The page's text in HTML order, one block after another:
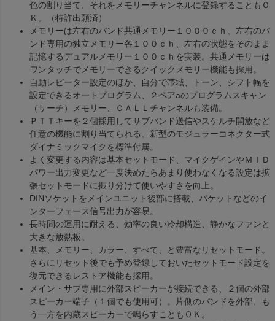
色の割り当て、それをメモリーチャンネルに登録することもＯ
Ｋ。（特許出願済）
メモリーは左右のバンド共通メモリー１０００ｃｈ、左右のバ
ンド専用の独立メモリー各１００ｃｈ、左右の状態をそのまま
記憶するデュアルメモリー１００ｃｈを実装。共通メモリーは
ワンタッチでメモリーできるクイックメモリー機能も採用。
自動レピーター設定のほか、自分で帯域、トーン、シフト幅を
設定できるオートプログラム、２ペアaのプログラムスキャン
（サーチ）メモリー、ＣＡＬＬチャンネルも装備。
ＰＴＴキーを２個採用してサブバンド送信やスケルチ開放など
任意の機能に割り当てられる、新型のモジュラーコネクター式
ダイナミックマイクを標準付属。
よく変更する内容は基本セットモード、マイクゲインやＭＩＤ
パワー出力変更など一度決めたらあまり使わなくなる設定は拡
張セットモードに振り分けて使いやすさを向上。
DINソケットをメインユニット後部に搭載、パケットなどのイ
ンターフェース信号出力が容易。
長時間の運用に耐える、効率の良い冷却構造、静かなファンと
大きな放熱板。
基本、メモリー、カラー、すべて、と豊富なリセットモード。
さらにリセット後でも予め登録しておいたセットモード設定を
復元できるレストア機能も採用。
メイン・サブ専用に外部スピーカーが接続できる、２個の外部
スピーカー端子（１個でも使用可）。片側のバンドを外部、も
う一方を内蔵スピーカーで鳴らすこともＯＫ。